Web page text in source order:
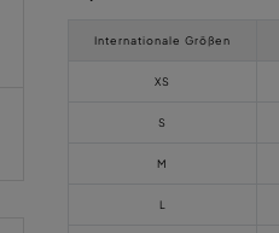
Internationale Größen
XS
S
M
L